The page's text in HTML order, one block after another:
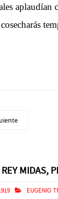
aplaudían
MIDAS,
EUGENIO